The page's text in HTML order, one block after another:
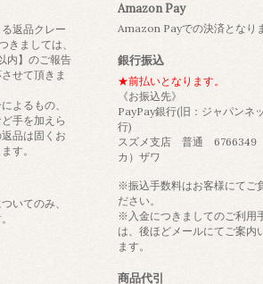
返品クレー
きましては、
内】のご報告
せて頂きま
よるもの、
手を加えら
品は固くお
す。
いてのみ、
Amazon Pay
Amazon Payでの決済となり
銀行振込
★前払いとなります。
《お振込先》
PayPay銀行(旧：ジャパンネ
行)
スズメ支店 普通 6766349
カ）ザワ
※振込手数料はお客様にてご
ださい。
※入金につきましてのご利用
は、後ほどメールにてご案内
ます。
商品代引